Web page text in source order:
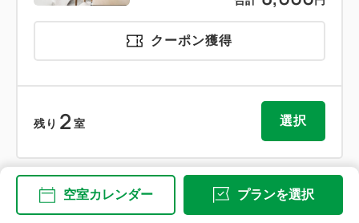
空室カレンダー プランを選択
クーポン獲得
残り 2 室 選択
ポイント利用可